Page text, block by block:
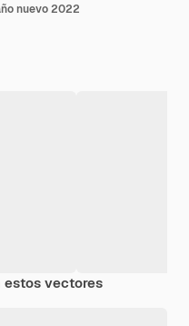
nuevo 2022
estos vectores